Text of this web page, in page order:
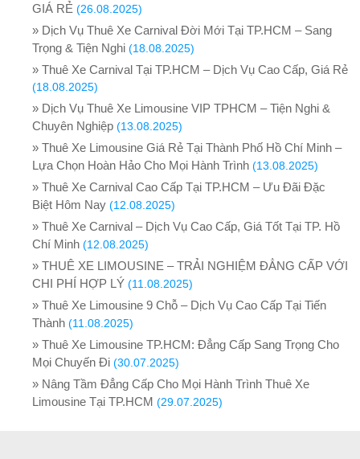
GIÁ RẺ (26.08.2025)
» Dịch Vụ Thuê Xe Carnival Đời Mới Tại TP.HCM – Sang
Trọng & Tiện Nghi (18.08.2025)
» Thuê Xe Carnival Tại TP.HCM – Dịch Vụ Cao Cấp, Giá Rẻ
(18.08.2025)
» Dịch Vụ Thuê Xe Limousine VIP TPHCM – Tiện Nghi &
Chuyên Nghiệp (13.08.2025)
» Thuê Xe Limousine Giá Rẻ Tại Thành Phố Hồ Chí Minh –
Lựa Chọn Hoàn Hảo Cho Mọi Hành Trình (13.08.2025)
» Thuê Xe Carnival Cao Cấp Tại TP.HCM – Ưu Đãi Đặc
Biệt Hôm Nay (12.08.2025)
» Thuê Xe Carnival – Dịch Vụ Cao Cấp, Giá Tốt Tại TP. Hồ
Chí Minh (12.08.2025)
» THUÊ XE LIMOUSINE – TRẢI NGHIỆM ĐẲNG CẤP VỚI
CHI PHÍ HỢP LÝ (11.08.2025)
» Thuê Xe Limousine 9 Chỗ – Dịch Vụ Cao Cấp Tại Tiến
Thành (11.08.2025)
» Thuê Xe Limousine TP.HCM: Đẳng Cấp Sang Trọng Cho
Mọi Chuyến Đi (30.07.2025)
» Nâng Tầm Đẳng Cấp Cho Mọi Hành Trình Thuê Xe
Limousine Tại TP.HCM (29.07.2025)